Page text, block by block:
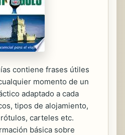
contiene frases útiles
momento de un
adaptado a cada
tipos de alojamiento,
carteles etc.
básica sobre